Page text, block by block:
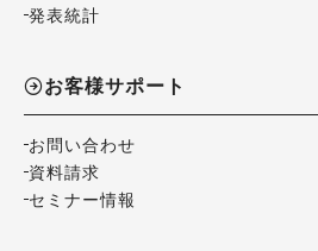
発表統計
お客様サポート
お問い合わせ
資料請求
セミナー情報